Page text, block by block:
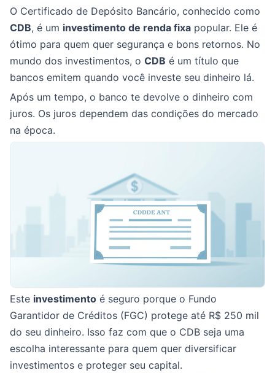
O Certificado de Depósito Bancário, conhecido como
CDB, é um investimento de renda fixa popular. Ele é
ótimo para quem quer segurança e bons retornos. No
mundo dos investimentos, o CDB é um título que
bancos emitem quando você investe seu dinheiro lá.
Após um tempo, o banco te devolve o dinheiro com
juros. Os juros dependem das condições do mercado
na época.
Este investimento é seguro porque o Fundo
Garantidor de Créditos (FGC) protege até R$ 250 mil
do seu dinheiro. Isso faz com que o CDB seja uma
escolha interessante para quem quer diversificar
investimentos e proteger seu capital.